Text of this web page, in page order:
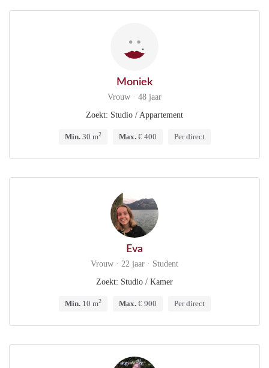
Moniek
Vrouw · 48 jaar
Zoekt: Studio / Appartement
Min.30 m2 Max.€ 400 Per direct
Eva
Vrouw · 22 jaar · Student
Zoekt: Studio / Kamer
Min.10 m2 Max.€ 900 Per direct